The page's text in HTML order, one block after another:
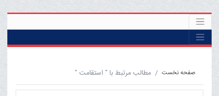
صفحه نخست مطالب مرتبط با " استقامت "